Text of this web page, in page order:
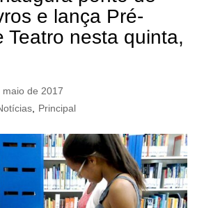
e lança Pré-
Teatro nesta quinta,
maio de 2017
, Principal